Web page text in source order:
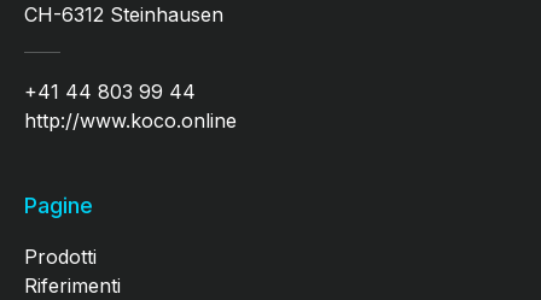
CH-6312 Steinhausen
+41 44 803 99 44
http://www.koco.online
Pagine
Prodotti
Riferimenti